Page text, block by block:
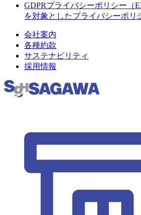
GDPRプライバシーポリシー（
を対象としたプライバシーポリ
会社案内
各種約款
サステナビリティ
採用情報